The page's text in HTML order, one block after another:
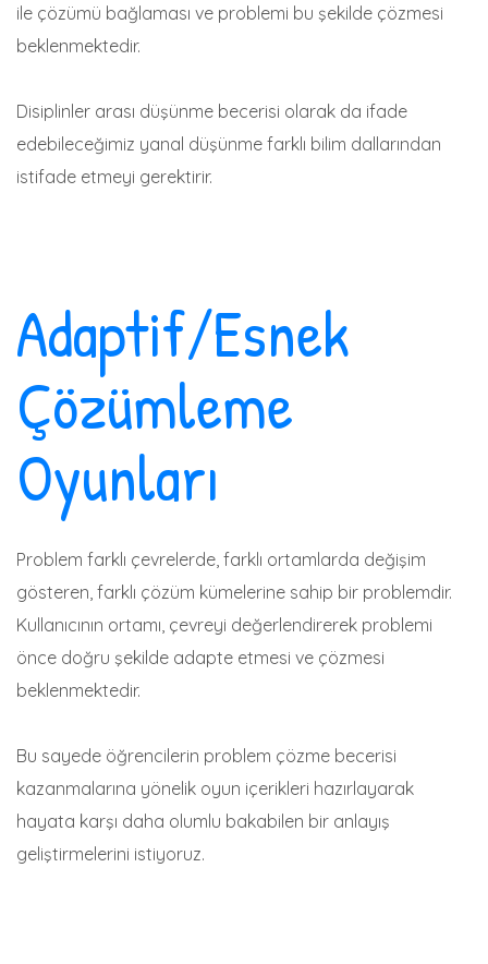
ile çözümü bağlaması ve problemi bu şekilde çözmesi
beklenmektedir.
Disiplinler arası düşünme becerisi olarak da ifade
edebileceğimiz yanal düşünme farklı bilim dallarından
istifade etmeyi gerektirir.
Adaptif/Esnek
Çözümleme
Oyunları
Problem farklı çevrelerde, farklı ortamlarda değişim
gösteren, farklı çözüm kümelerine sahip bir problemdir.
Kullanıcının ortamı, çevreyi değerlendirerek problemi
önce doğru şekilde adapte etmesi ve çözmesi
beklenmektedir.
Bu sayede öğrencilerin problem çözme becerisi
kazanmalarına yönelik oyun içerikleri hazırlayarak
hayata karşı daha olumlu bakabilen bir anlayış
geliştirmelerini istiyoruz.